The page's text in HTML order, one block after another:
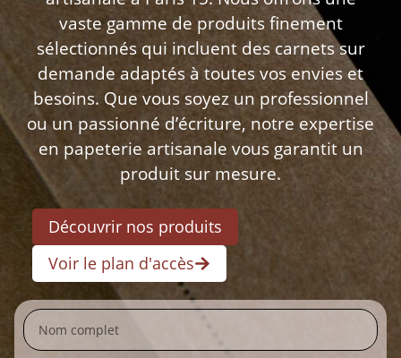
vaste gamme de produits finement
sélectionnés qui incluent des carnets sur
demande adaptés à toutes vos envies et
besoins. Que vous soyez un professionnel
ou un passionné d’écriture, notre expertise
en papeterie artisanale vous garantit un
produit sur mesure.
Découvrir nos produits
Voir le plan d'accès